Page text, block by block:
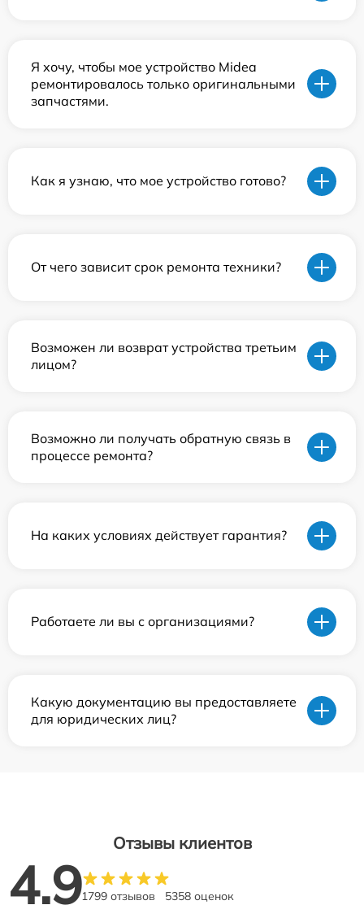
Я хочу, чтобы мое устройство Midea
ремонтировалось только оригинальными
запчастями.
Как я узнаю, что мое устройство готово?
От чего зависит срок ремонта техники?
Возможен ли возврат устройства третьим
лицом?
Возможно ли получать обратную связь в
процессе ремонта?
На каких условиях действует гарантия?
Работаете ли вы с организациями?
Какую документацию вы предоставляете
для юридических лиц?
Отзывы клиентов
4.91799 отзывов 5358 оценок